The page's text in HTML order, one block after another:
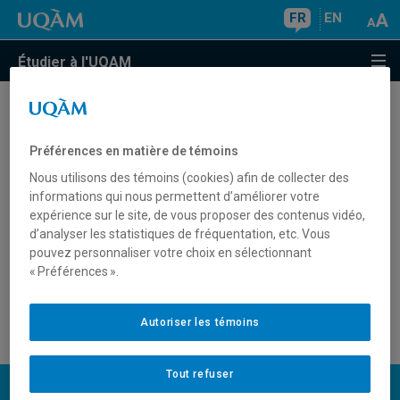
FR EN
Étudier à l'UQAM
évalué. Est-ce possible?
Est-ce qu'un étudiant libre doit effectuer les
mêmes travaux qu'un étudiant dans un
programme?
diplôme?
Préférences en matière de témoins
Nous utilisons des témoins (cookies) afin de collecter des
informations qui nous permettent d’améliorer votre
expérience sur le site, de vous proposer des contenus vidéo,
d’analyser les statistiques de fréquentation, etc. Vous
pouvez personnaliser votre choix en sélectionnant
« Préférences ».
Tout refuser
Autoriser les témoins